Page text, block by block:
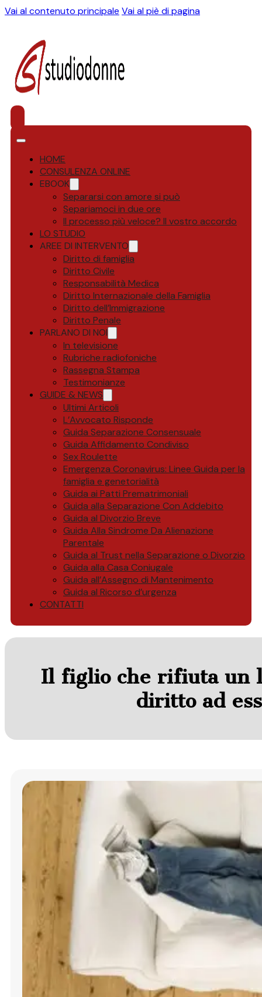
Vai al contenuto principale Vai al piè di pagina
HOME
CONSULENZA ONLINE
EBOOK
Separarsi con amore si può
Separiamoci in due ore
Il processo più veloce? Il vostro accordo
LO STUDIO
AREE DI INTERVENTO
Diritto di famiglia
Diritto Civile
Responsabilità Medica
Diritto Internazionale della Famiglia
Diritto dell’Immigrazione
Diritto Penale
PARLANO DI NOI
In televisione
Rubriche radiofoniche
Rassegna Stampa
Testimonianze
GUIDE & NEWS
Ultimi Articoli
L’Avvocato Risponde
Guida Separazione Consensuale
Guida Affidamento Condiviso
Sex Roulette
Emergenza Coronavirus: Linee Guida per la
famiglia e genetorialità
Guida ai Patti Prematrimoniali
Guida alla Separazione Con Addebito
Guida al Divorzio Breve
Guida Alla Sindrome Da Alienazione
Parentale
Guida al Trust nella Separazione o Divorzio
Guida alla Casa Coniugale
Guida all’Assegno di Mantenimento
Guida al Ricorso d’urgenza
CONTATTI
Il figlio che rifiuta un
diritto ad